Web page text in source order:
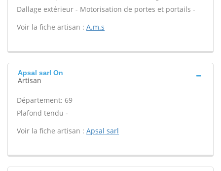
Dallage extérieur - Motorisation de portes et portails -
Voir la fiche artisan : A.m.s
Apsal sarl On
Artisan
Département: 69
Plafond tendu -
Voir la fiche artisan : Apsal sarl